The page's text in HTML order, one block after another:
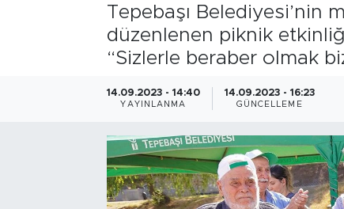
Tepebaşı Belediyesi’nin
düzenlenen piknik
“Sizlerle beraber olmak
14.09.2023 - 14:40
YAYINLANMA
14.09.2023 - 16:23
GÜNCELLEME
Tüm Manşetler
Son Dakika Haberleri
Haber Arşivi